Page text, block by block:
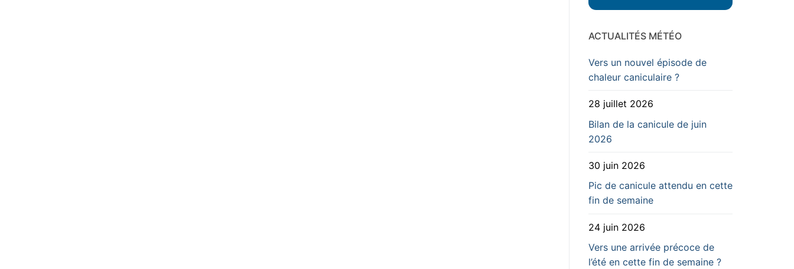
ACTUALITÉS MÉTÉO
Vers un nouvel épisode de
chaleur caniculaire ?
28 juillet 2026
Bilan de la canicule de juin
2026
30 juin 2026
Pic de canicule attendu en cette
fin de semaine
24 juin 2026
Vers une arrivée précoce de
l’été en cette fin de semaine ?